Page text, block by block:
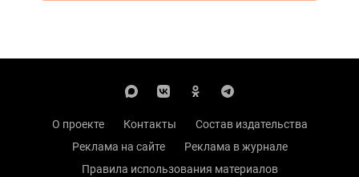
О проекте Контакты
Состав издательства
Реклама на сайте
Реклама в журнале
Правила использования материалов